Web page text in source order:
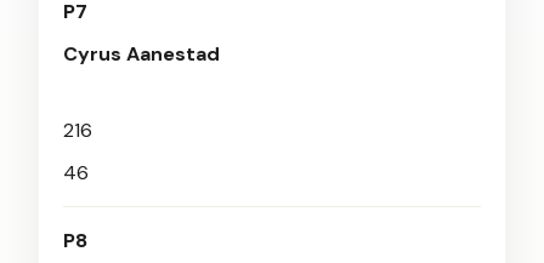
P7
Cyrus Aanestad
216
46
P8